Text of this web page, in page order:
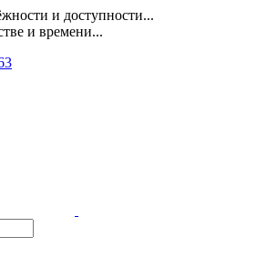
и доступности...
и времени...